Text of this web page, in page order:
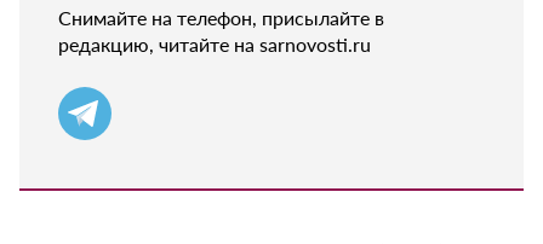
Снимайте на телефон, присылайте в
редакцию, читайте на sarnovosti.ru